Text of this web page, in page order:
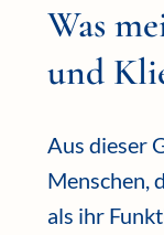
Was
und
Aus dieser
Menschen,
als ihr